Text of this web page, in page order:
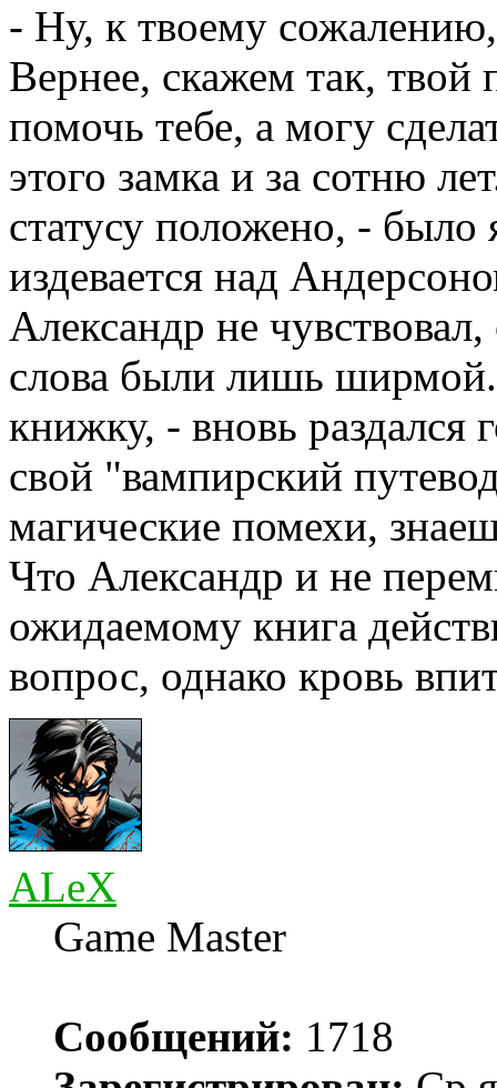
- Ну, к твоему
Вернее, скажем так, твой
помочь тебе, а могу
этого замка и за сотню
статусу положено, - было
издевается над
Александр не
слова были лишь
книжку, - вновь раздался
свой "вампирский
магические помехи,
Что Александр и не
ожидаемому книга
вопрос, однако кровь
ALeX
Game Master
Сообщений: 1718